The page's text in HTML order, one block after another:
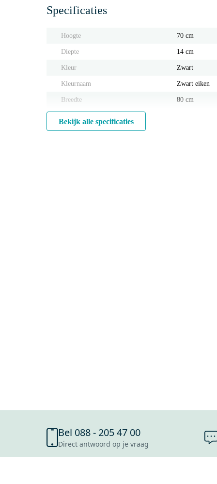
Specificaties
Hoogte 70 cm
Diepte 14 cm
Kleur Zwart
Kleurnaam Zwart eiken
Breedte 80 cm
Bekijk alle specificaties
Bel 088 - 205 47 00
Direct antwoord op je vraag